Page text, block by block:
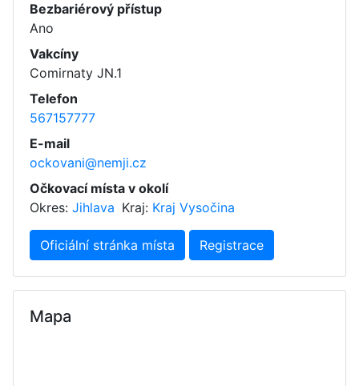
Bezbariérový přístup
Ano
Vakcíny
Comirnaty JN.1
Telefon
567157777
E-mail
ockovani@nemji.cz
Očkovací místa v okolí
Okres: Jihlava Kraj: Kraj Vysočina
Oficiální stránka místa Registrace
Mapa